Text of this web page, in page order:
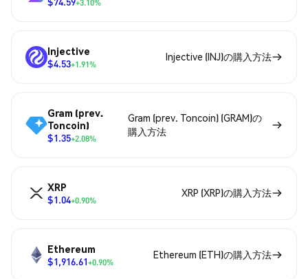
+3.10%
Injective
$4.53+1.91%
Injective (INJ)の購入方法
Gram (prev.
Toncoin)
$1.35+2.08%
Gram (prev. Toncoin) (GRAM)の
購入方法
XRP
$1.04+0.90%
XRP (XRP)の購入方法
Ethereum
$1,916.61+0.90%
Ethereum (ETH)の購入方法